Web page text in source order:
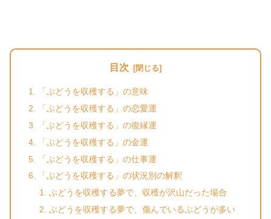
目次
「ぶどうを収穫する」の意味
「ぶどうを収穫する」の恋愛運
「ぶどうを収穫する」の復縁運
「ぶどうを収穫する」の金運
「ぶどうを収穫する」の仕事運
「ぶどうを収穫する」の状況別の解釈
ぶどうを収穫する夢で、収穫が沢山だった場合
ぶどうを収穫する夢で、傷んでいるぶどうが多い